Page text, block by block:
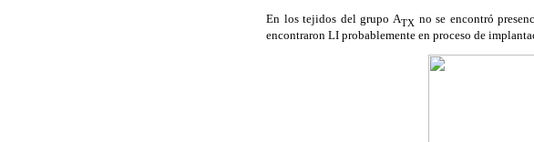
En los tejidos del grupo ATX no se encontró
encontraron LI probablemente en proceso de